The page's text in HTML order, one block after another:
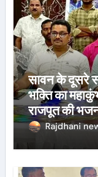
सावन के दूसरे
भक्ति का
राजपूत की
Rajdhani